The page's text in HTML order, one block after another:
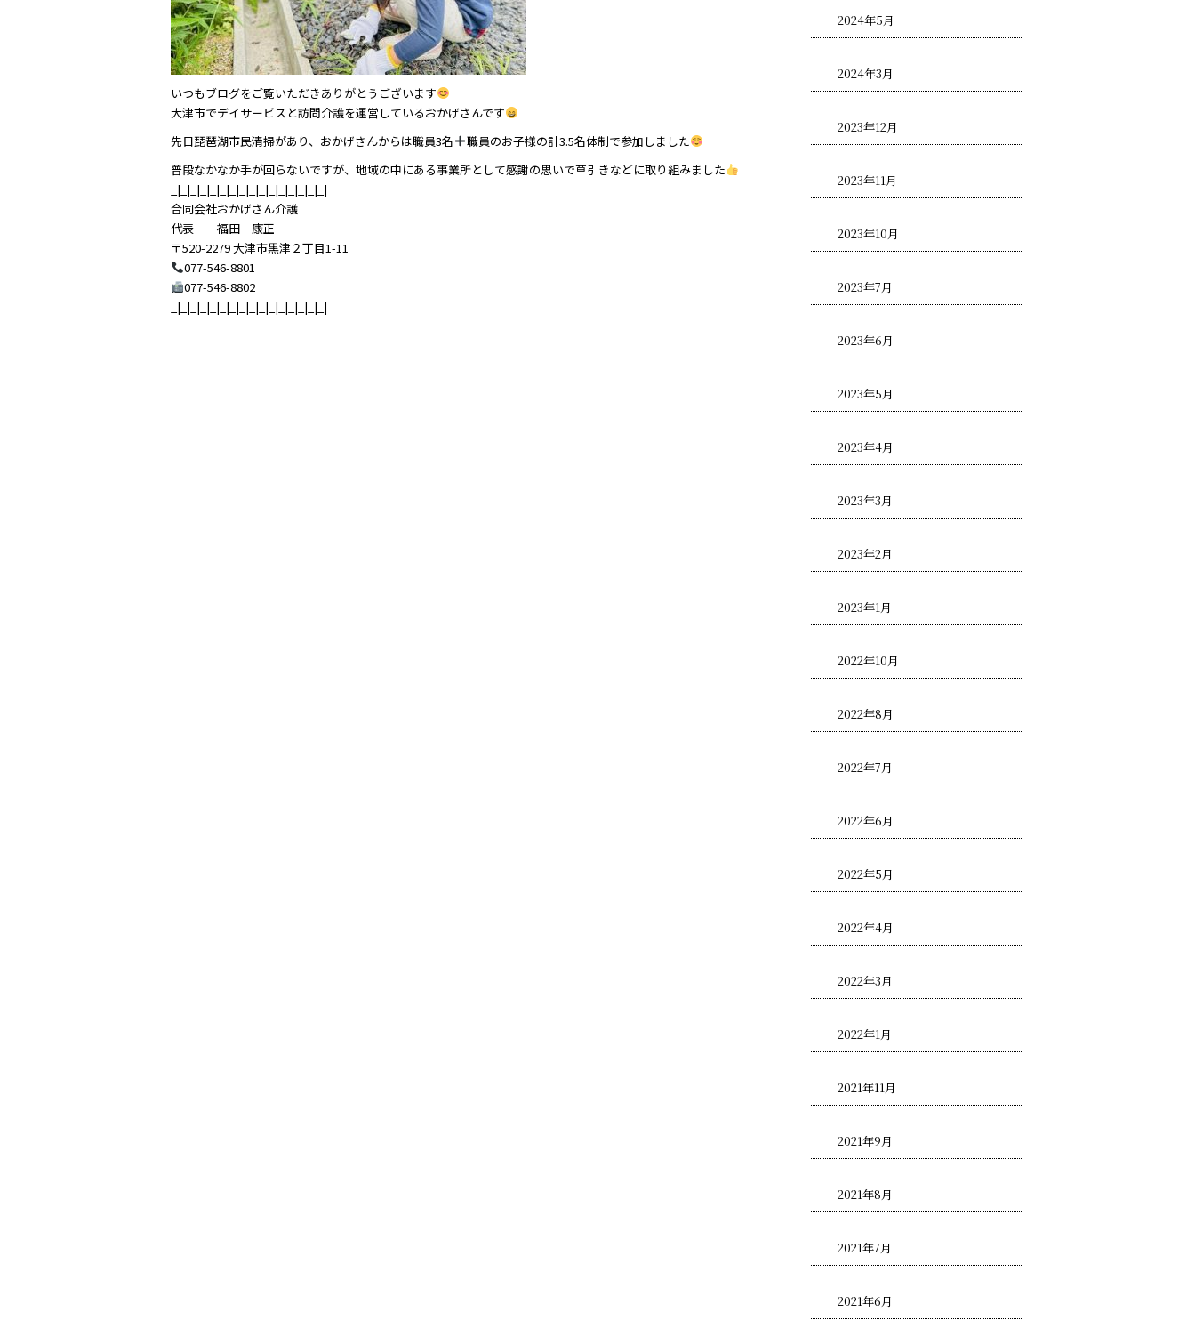
いつもブログをご覧いただきありがとうございます
大津市でデイサービスと訪問介護を運営しているおかげさんです
先日琵琶湖市民清掃があり、おかげさんからは職員3名
職員のお子様の計3.5名体制で参加しました
普段なかなか手が回らないですが、地域の中にある事業所として感謝の思いで草引きなどに取り組みました
_|_|_|_|_|_|_|_|_|_|_|_|_|_|_|_|
合同会社おかげさん介護
代表 福田 康正
〒520-2279 大津市黒津２丁目1-11
077-546-8801
077-546-8802
_|_|_|_|_|_|_|_|_|_|_|_|_|_|_|_|
2024年5月
2024年3月
2023年12月
2023年11月
2023年10月
2023年7月
2023年6月
2023年5月
2023年4月
2023年3月
2023年2月
2023年1月
2022年10月
2022年8月
2022年7月
2022年6月
2022年5月
2022年4月
2022年3月
2022年1月
2021年11月
2021年9月
2021年8月
2021年7月
2021年6月